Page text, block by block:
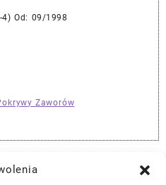
4) Od: 09/1998
Zaworów
z Gwarancją Dożywotnią!*